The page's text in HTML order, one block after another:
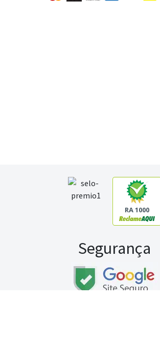
RA 1000
Segurança